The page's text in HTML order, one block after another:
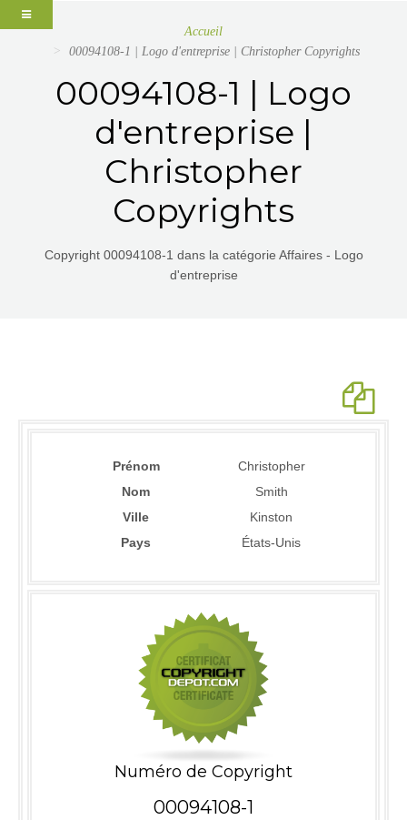
Accueil
00094108-1 | Logo d'entreprise | Christopher Copyrights
00094108-1 | Logo
d'entreprise |
Christopher
Copyrights
Copyright 00094108-1 dans la catégorie Affaires - Logo
d'entreprise
Prénom
Christopher
Nom
Smith
Ville
Kinston
Pays
États-Unis
Numéro de Copyright
00094108-1